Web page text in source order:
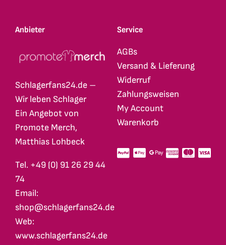
Anbieter
Schlagerfans24.de –
Wir leben Schlager
Ein Angebot von
Promote Merch,
Matthias Lohbeck
Tel. +49 (0) 91 26 29 44
74
Email:
shop@schlagerfans24.de
Web:
www.schlagerfans24.de
Service
AGBs
Versand & Lieferung
Widerruf
Zahlungsweisen
My Account
Warenkorb